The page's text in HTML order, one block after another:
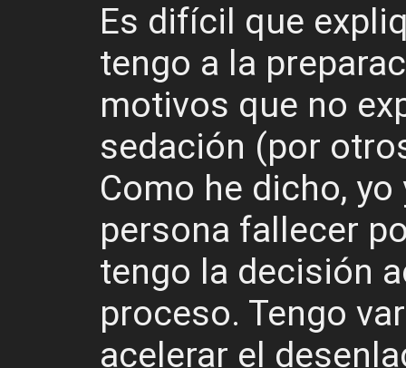
Es difícil que
tengo a la
motivos que no
sedación (por
Como he dicho,
persona fallecer
tengo la decisión
proceso. Tengo
acelerar el